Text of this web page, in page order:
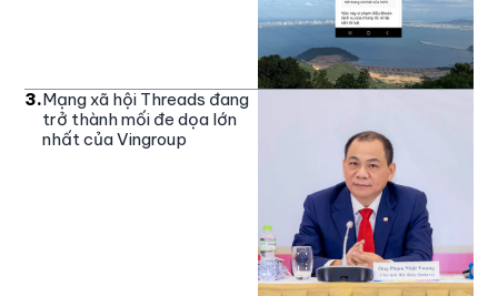
3.Mạng xã hội Threads đang
trở thành mối đe dọa lớn
nhất của Vingroup